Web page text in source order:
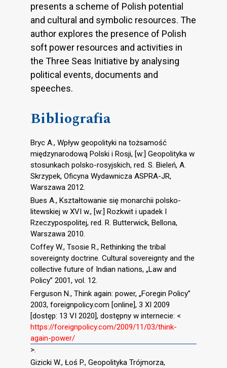
presents a scheme of Polish potential
and cultural and symbolic resources. The
author explores the presence of Polish
soft power resources and activities in
the Three Seas Initiative by analysing
political events, documents and
speeches.
Bibliografia
Bryc A., Wpływ geopolityki na tożsamość
międzynarodową Polski i Rosji, [w:] Geopolityka w
stosunkach polsko-rosyjskich, red. S. Bieleń, A.
Skrzypek, Oficyna Wydawnicza ASPRA-JR,
Warszawa 2012.
Bues A., Kształtowanie się monarchii polsko-
litewskiej w XVI w., [w:] Rozkwit i upadek I
Rzeczypospolitej, red. R. Butterwick, Bellona,
Warszawa 2010.
Coffey W., Tsosie R., Rethinking the tribal
sovereignty doctrine. Cultural sovereignty and the
collective future of Indian nations, „Law and
Policy” 2001, vol. 12.
Ferguson N., Think again: power, „Foregin Policy”
2003, foreignpolicy.com [online], 3 XI 2009
[dostęp: 13 VI 2020], dostępny w internecie: <
https://foreignpolicy.com/2009/11/03/think-
again-power/
>.
Gizicki W., Łoś P., Geopolityka Trójmorza,